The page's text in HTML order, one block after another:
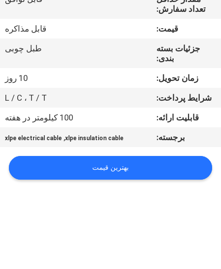
دربارهی
کارخانه
کیفیت
تعداد سفارش:
قیمت:
قابل مذاکره
جزئیات بسته
بندی:
طبل چوبی
زمان تحویل:
10 روز
شرایط پرداخت:
L / C ، T / T
قابلیت ارائه:
100 کیلومتر در هفته
برجسته:
xlpe insulation cable
,
xlpe electrical cable
بهترین قیمت